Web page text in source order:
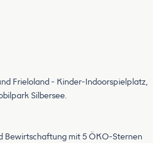
Frieloland - Kinder-Indoorspielplatz,
Silbersee.
Bewirtschaftung mit 5 ÖKO-Sternen